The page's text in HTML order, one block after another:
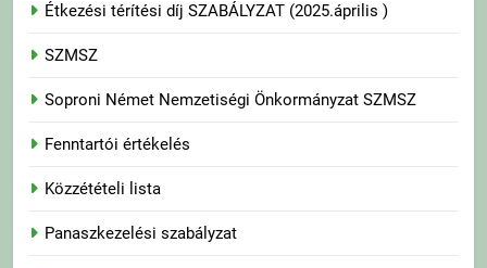
Étkezési térítési díj SZABÁLYZAT (2025.április )
SZMSZ
Soproni Német Nemzetiségi Önkormányzat SZMSZ
Fenntartói értékelés
Közzétételi lista
Panaszkezelési szabályzat